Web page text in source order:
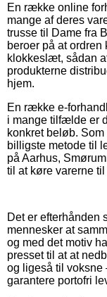
En række online
mange af deres
trusse til Dame fra
beroer på at
klokkeslæt, sådan
produkterne
hjem.
En række e-
i mange tilfælde er
konkret beløb.
billigste metode til
på Aarhus,
til at køre varerne
Det er
mennesker at
og med det motiv
presset til at at
og ligeså til voksne
garantere portofri